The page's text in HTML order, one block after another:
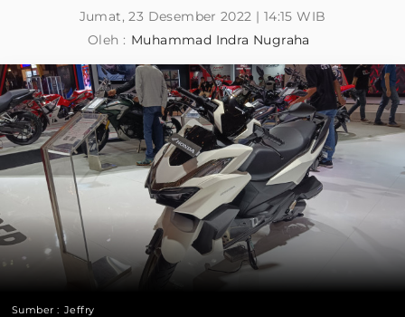
Jumat, 23 Desember 2022 | 14:15 WIB
Oleh : Muhammad Indra Nugraha
Sumber : Jeffry